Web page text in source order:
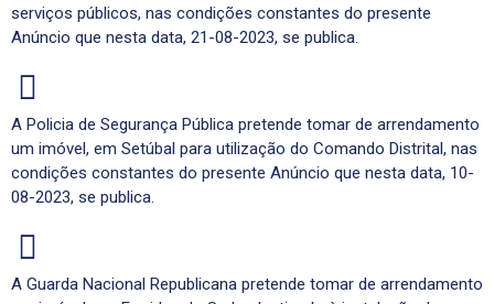
serviços públicos, nas condições constantes do presente
Anúncio que nesta data, 21-08-2023, se publica.
A Policia de Segurança Pública pretende tomar de arrendamento
um imóvel, em Setúbal para utilização do Comando Distrital, nas
condições constantes do presente Anúncio que nesta data, 10-
08-2023, se publica.
A Guarda Nacional Republicana pretende tomar de arrendamento